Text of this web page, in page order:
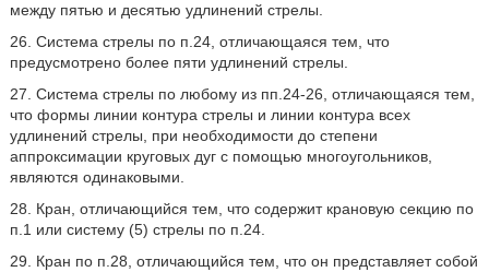
между пятью и десятью удлинений стрелы.
26. Система стрелы по п.24, отличающаяся тем, что
предусмотрено более пяти удлинений стрелы.
27. Система стрелы по любому из пп.24-26, отличающаяся тем,
что формы линии контура стрелы и линии контура всех
удлинений стрелы, при необходимости до степени
аппроксимации круговых дуг с помощью многоугольников,
являются одинаковыми.
28. Кран, отличающийся тем, что содержит крановую секцию по
п.1 или систему (5) стрелы по п.24.
29. Кран по п.28, отличающийся тем, что он представляет собой